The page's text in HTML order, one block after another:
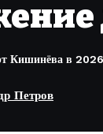
Кишинёва в 2026
Петров